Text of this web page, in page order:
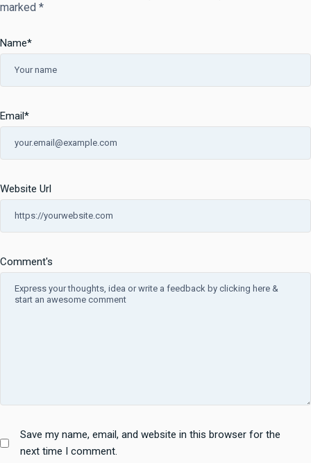
marked *
Comment's
Name*
Email*
Website Url
Save my name, email, and website in this browser for the
next time I comment.